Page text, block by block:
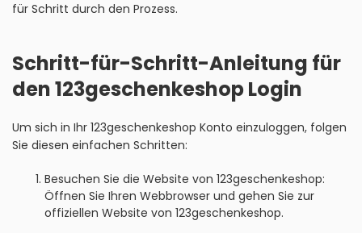
für Schritt durch den Prozess.
Schritt-für-Schritt-Anleitung für
den 123geschenkeshop Login
Um sich in Ihr 123geschenkeshop Konto einzuloggen, folgen
Sie diesen einfachen Schritten:
Besuchen Sie die Website von 123geschenkeshop:
Öffnen Sie Ihren Webbrowser und gehen Sie zur
offiziellen Website von 123geschenkeshop.